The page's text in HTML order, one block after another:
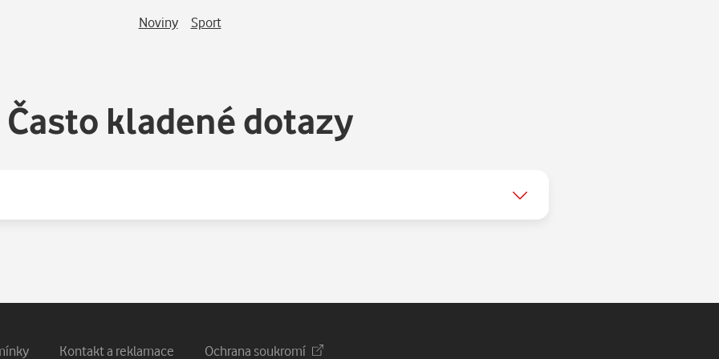
Noviny Sport
Často kladené dotazy
Kontakt a reklamace Ochrana soukromí